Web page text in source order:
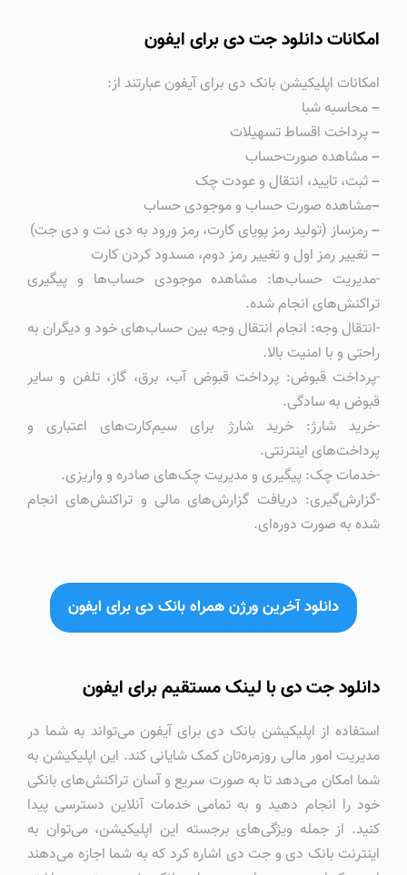
امکانات دانلود جت دی برای ایفون
امکانات اپلیکیشن بانک دی برای آیفون عبارتند از:
–محاسبه شبا
–پرداخت اقساط تسهیلات
–مشاهده صورت‌حساب
–ثبت، تایید، انتقال و عودت چک
–مشاهده صورت حساب و موجودی حساب
–رمزساز (تولید رمز پویای کارت، رمز ورود به دی نت و دی جت)
–تغییر رمز اول و تغییر رمز دوم، مسدود کردن کارت
-مدیریت حساب‌ها: مشاهده موجودی حساب‌ها و پیگیری
تراکنش‌های انجام شده.
-انتقال وجه: انجام انتقال وجه بین حساب‌های خود و دیگران به
راحتی و با امنیت بالا.
-پرداخت قبوض: پرداخت قبوض آب، برق، گاز، تلفن و سایر
قبوض به سادگی.
-خرید شارژ: خرید شارژ برای سیم‌کارت‌های اعتباری و
پرداخت‌های اینترنتی.
-خدمات چک: پیگیری و مدیریت چک‌های صادره و واریزی.
-گزارش‌گیری: دریافت گزارش‌های مالی و تراکنش‌های انجام
شده به صورت دوره‌ای.
دانلود آخرین ورژن همراه بانک دی برای ایفون
دانلود جت دی با لینک مستقیم برای ایفون
استفاده از اپلیکیشن بانک دی برای آیفون می‌تواند به شما در
مدیریت امور مالی روزمره‌تان کمک شایانی کند. این اپلیکیشن به
شما امکان می‌دهد تا به صورت سریع و آسان تراکنش‌های بانکی
خود را انجام دهید و به تمامی خدمات آنلاین دسترسی پیدا
کنید. از جمله ویژگی‌های برجسته این اپلیکیشن، می‌توان به
اینترنت بانک دی و جت دی اشاره کرد که به شما اجازه می‌دهند